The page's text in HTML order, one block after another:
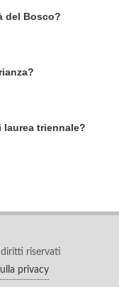
del Bosco?
laurea triennale?
riservati
privacy